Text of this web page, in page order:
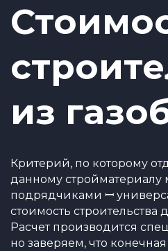
из
Критерий, по которому
данному стройматериалу
подрядчиками ꟷ
стоимость строительства
Расчет производится
но заверяем, что